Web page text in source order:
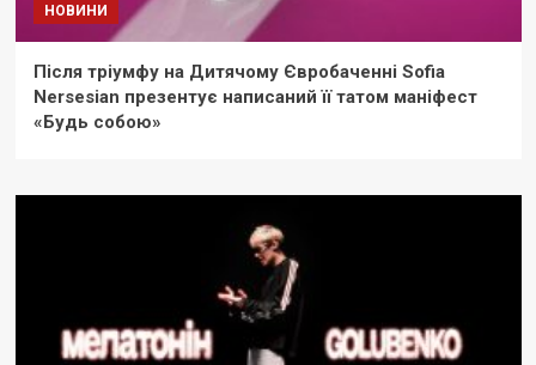
НОВИНИ
Після тріумфу на Дитячому Євробаченні Sofia
Nersesian презентує написаний її татом маніфест
«Будь собою»